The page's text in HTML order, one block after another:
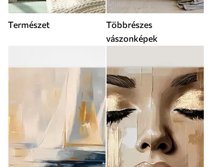
Természet
Többrészes
vászonképek